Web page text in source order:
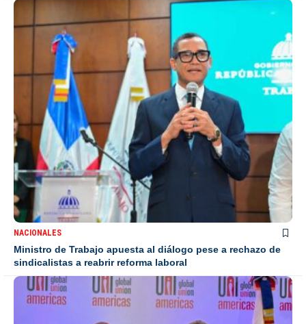
NACIONALES
Ministro de Trabajo apuesta al diálogo pese a rechazo de
sindicalistas a reabrir reforma laboral